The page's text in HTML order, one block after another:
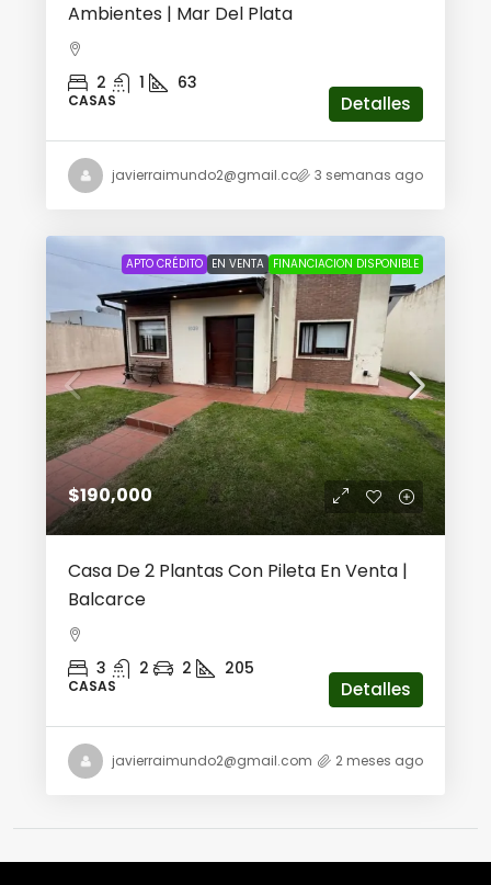
Ambientes | Mar Del Plata
2 1 63
CASAS Detalles
javierraimundo2@gmail.com 3 semanas ago
APTO CRÉDITO EN VENTA FINANCIACION DISPONIBLE
$190,000
Casa De 2 Plantas Con Pileta En Venta |
Balcarce
3 2 2 205
CASAS Detalles
javierraimundo2@gmail.com 2 meses ago